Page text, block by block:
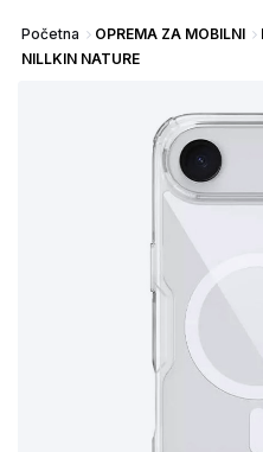
Početna OPREMA ZA MOBILNI
NILLKIN NATURE